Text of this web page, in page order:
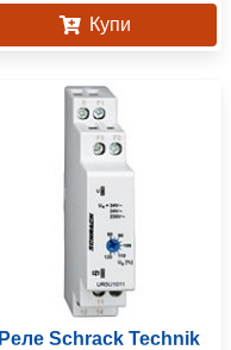
Купи
Реле Schrack Technik